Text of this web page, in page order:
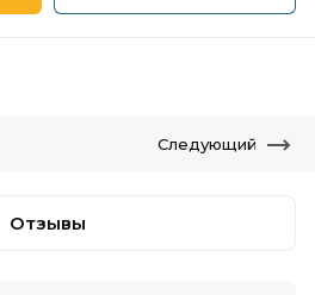
Следующий
Отзывы